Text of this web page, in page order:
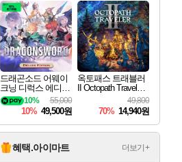
드래곤소드 어웨이
크닝 디럭스 에디션
DragonSword Awake
ning Deluxe Edition
55,000
10%
10% 49,500원
옥토패스 트래블러
II Octopath Traveler I
49,800
70% 14,940원
혜택.아이마트 더보기+